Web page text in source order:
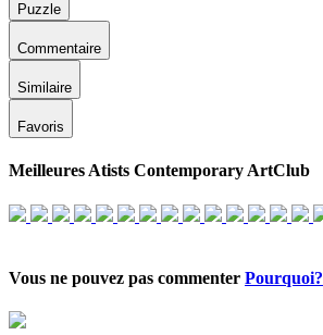
Puzzle
Commentaire
Similaire
Favoris
Meilleures Atists Contemporary ArtClub
Vous ne pouvez pas commenter Pourquoi?